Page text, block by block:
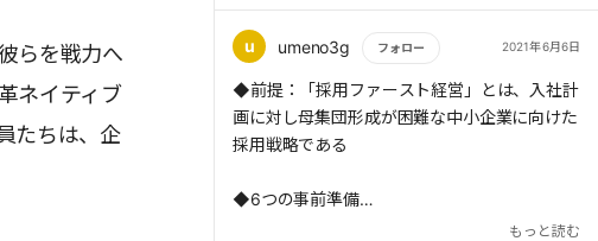
らを戦力へ
ネイティブ
たちは、企
り、学生を自分たちが求める人材像に育てるこ
とだ。これが入社後のミスマッチを防ぎ、高い
定着率につながる。
u umeno3g フォロー 2021年6月6日
もっと読む
◆前提：「採用ファースト経営」とは、入社計
画に対し母集団形成が困難な中小企業に向けた
採用戦略である
◆6つの事前準備
(1)加速度的な成長を見込んだ中期経営計画の
もっと読む